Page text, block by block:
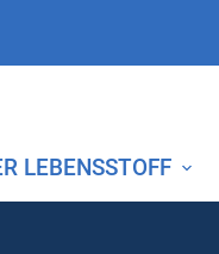
LEBENSSTOFF